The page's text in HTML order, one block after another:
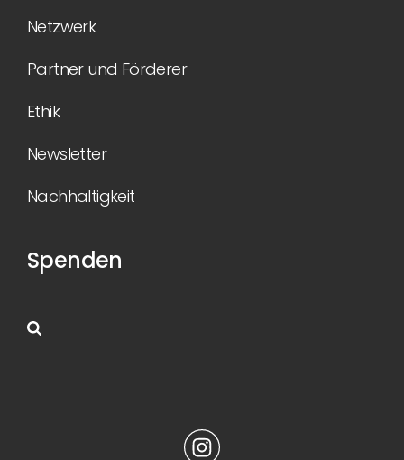
Netzwerk
Partner und Förderer
Ethik
Newsletter
Nachhaltigkeit
Spenden